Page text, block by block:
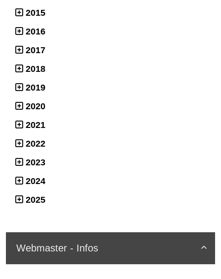
2015
2016
2017
2018
2019
2020
2021
2022
2023
2024
2025

Webmaster - Infos